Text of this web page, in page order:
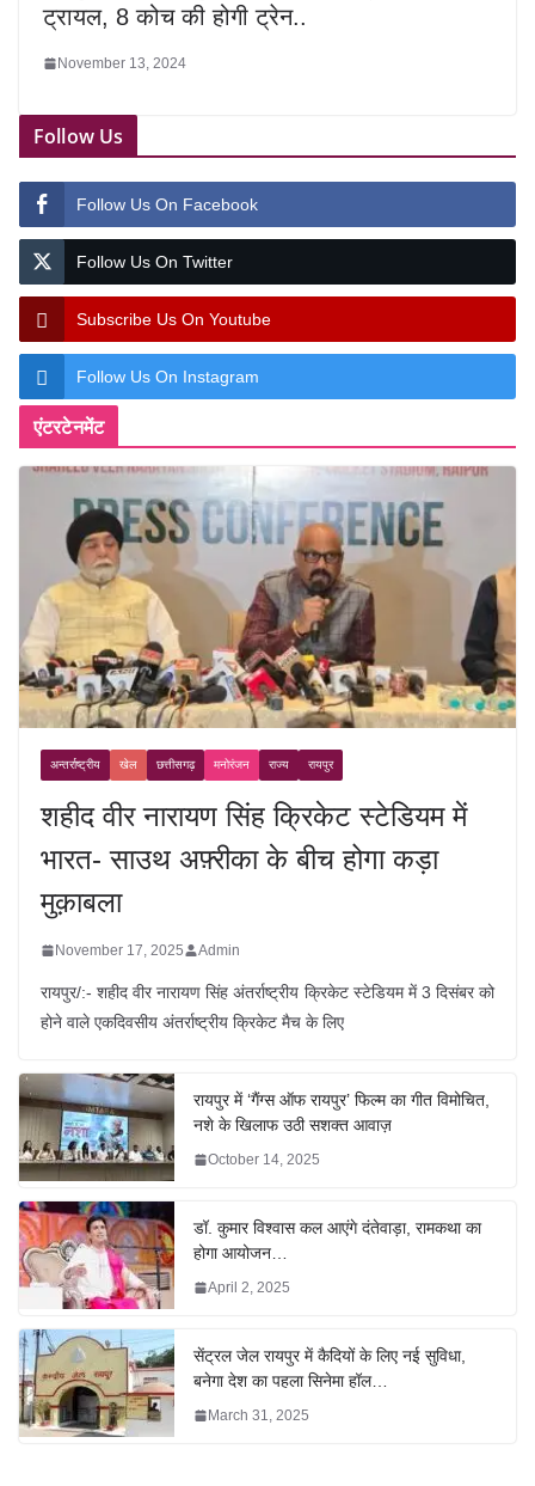
ट्रायल, 8 कोच की होगी ट्रेन..
November 13, 2024
Follow Us
Follow Us On Facebook
Follow Us On Twitter
Subscribe Us On Youtube
Follow Us On Instagram
एंटरटेनमेंट
अन्तर्राष्ट्रीय खेल छत्तीसगढ़ मनोरंजन राज्य रायपुर
शहीद वीर नारायण सिंह क्रिकेट स्टेडियम में
भारत- साउथ अफ़्रीका के बीच होगा कड़ा
मुक़ाबला
November 17, 2025 Admin
रायपुर/:- शहीद वीर नारायण सिंह अंतर्राष्ट्रीय क्रिकेट स्टेडियम में 3 दिसंबर को
होने वाले एकदिवसीय अंतर्राष्ट्रीय क्रिकेट मैच के लिए
रायपुर में ‘गैंग्स ऑफ रायपुर’ फिल्म का गीत विमोचित,
नशे के खिलाफ उठी सशक्त आवाज़
October 14, 2025
डॉ. कुमार विश्वास कल आएंगे दंतेवाड़ा, रामकथा का
होगा आयोजन…
April 2, 2025
सेंट्रल जेल रायपुर में कैदियों के लिए नई सुविधा,
बनेगा देश का पहला सिनेमा हॉल…
March 31, 2025